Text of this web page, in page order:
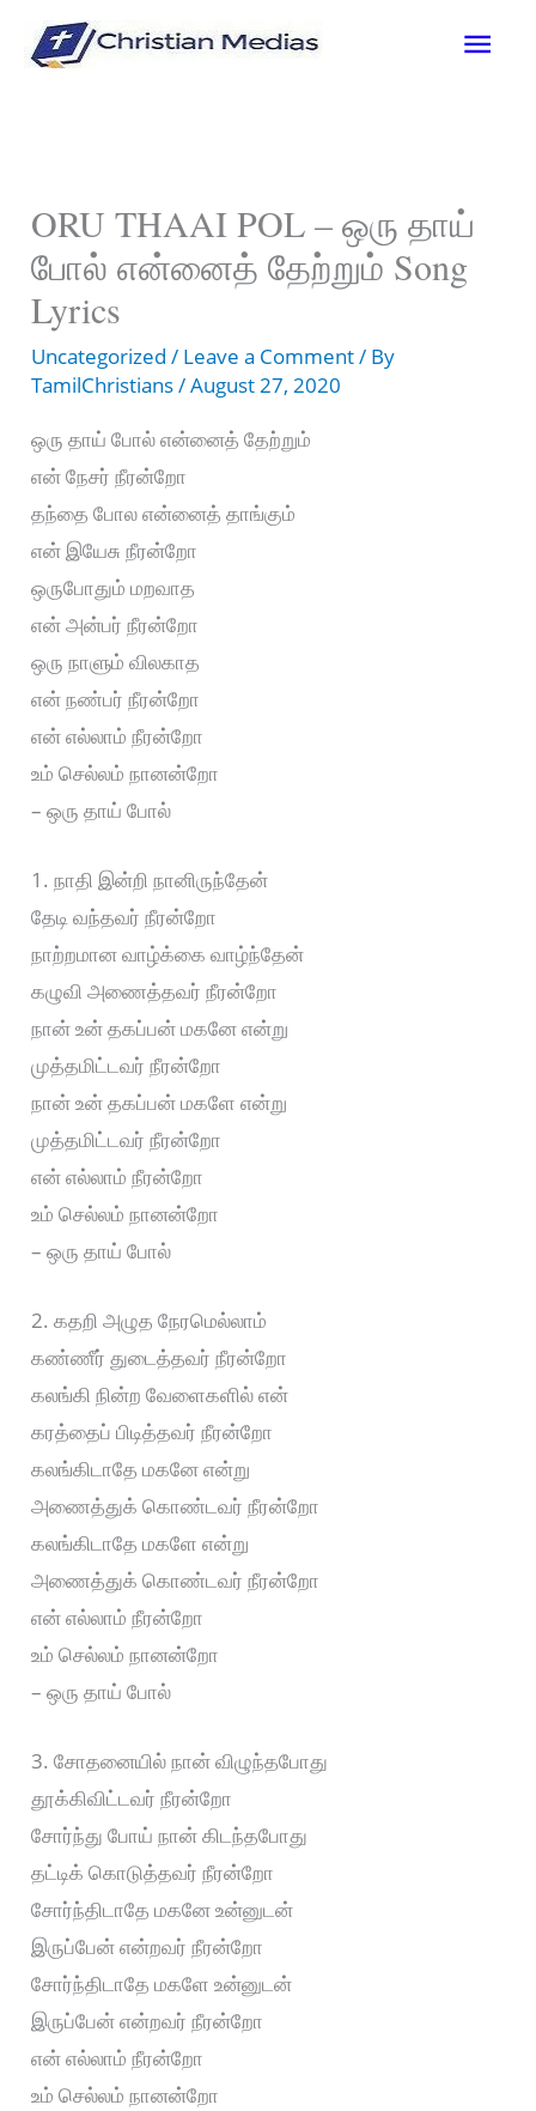
ORU THAAI POL – ஒரு தாய்
போல் என்னைத் தேற்றும் Song
Lyrics
Uncategorized / Leave a Comment/ By
TamilChristians/August 27, 2020
ஒரு தாய் போல் என்னைத் தேற்றும்
என் நேசர் நீரன்றோ
தந்தை போல என்னைத் தாங்கும்
என் இயேசு நீரன்றோ
ஒருபோதும் மறவாத
என் அன்பர் நீரன்றோ
ஒரு நாளும் விலகாத
என் நண்பர் நீரன்றோ
என் எல்லாம் நீரன்றோ
உம் செல்லம் நானன்றோ
– ஒரு தாய் போல்
1. நாதி இன்றி நானிருந்தேன்
தேடி வந்தவர் நீரன்றோ
நாற்றமான வாழ்க்கை வாழ்ந்தேன்
கழுவி அணைத்தவர் நீரன்றோ
நான் உன் தகப்பன் மகனே என்று
முத்தமிட்டவர் நீரன்றோ
நான் உன் தகப்பன் மகளே என்று
முத்தமிட்டவர் நீரன்றோ
என் எல்லாம் நீரன்றோ
உம் செல்லம் நானன்றோ
– ஒரு தாய் போல்
2. கதறி அழுத நேரமெல்லாம்
கண்ணீர் துடைத்தவர் நீரன்றோ
கலங்கி நின்ற வேளைகளில் என்
கரத்தைப் பிடித்தவர் நீரன்றோ
கலங்கிடாதே மகனே என்று
அணைத்துக் கொண்டவர் நீரன்றோ
கலங்கிடாதே மகளே என்று
அணைத்துக் கொண்டவர் நீரன்றோ
என் எல்லாம் நீரன்றோ
உம் செல்லம் நானன்றோ
– ஒரு தாய் போல்
3. சோதனையில் நான் விழுந்தபோது
தூக்கிவிட்டவர் நீரன்றோ
சோர்ந்து போய் நான் கிடந்தபோது
தட்டிக் கொடுத்தவர் நீரன்றோ
சோர்ந்திடாதே மகனே உன்னுடன்
இருப்பேன் என்றவர் நீரன்றோ
சோர்ந்திடாதே மகளே உன்னுடன்
இருப்பேன் என்றவர் நீரன்றோ
என் எல்லாம் நீரன்றோ
உம் செல்லம் நானன்றோ